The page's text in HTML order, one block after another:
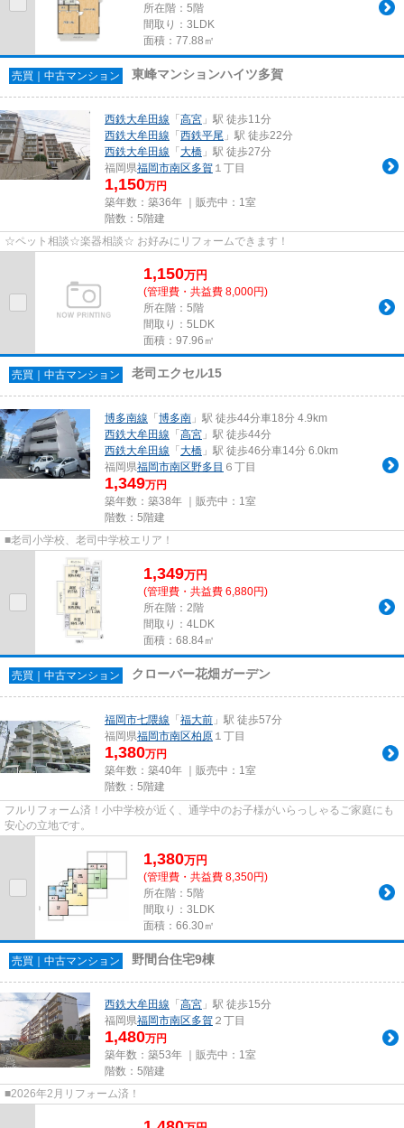
所在階：5階
間取り：3LDK
面積：77.88㎡
売買｜中古マンション 東峰マンションハイツ多賀
西鉄大牟田線 「 高宮 」駅 徒歩11分
西鉄大牟田線 「 西鉄平尾 」駅 徒歩22分
西鉄大牟田線 「 大橋 」駅 徒歩27分
福岡県福岡市南区多賀 １丁目
1,150万円
築年数：築36年 ｜販売中： 1室
階数：5階建
☆ペット相談☆楽器相談☆ お好みにリフォームできます！
1,150万円
(管理費・共益費 8,000円)
所在階：5階
間取り：5LDK
面積：97.96㎡
売買｜中古マンション 老司エクセル15
博多南線 「 博多南 」駅 徒歩44分車18分 4.9km
西鉄大牟田線 「 高宮 」駅 徒歩44分
西鉄大牟田線 「 大橋 」駅 徒歩46分車14分 6.0km
福岡県福岡市南区野多目 ６丁目
1,349万円
築年数：築38年 ｜販売中： 1室
階数：5階建
■老司小学校、老司中学校エリア！
1,349万円
(管理費・共益費 6,880円)
所在階：2階
間取り：4LDK
面積：68.84㎡
売買｜中古マンション クローバー花畑ガーデン
福岡市七隈線 「 福大前 」駅 徒歩57分
福岡県福岡市南区柏原 １丁目
1,380万円
築年数：築40年 ｜販売中： 1室
階数：5階建
フルリフォーム済！小中学校が近く、通学中のお子様がいらっしゃるご家庭にも
安心の立地です。
1,380万円
(管理費・共益費 8,350円)
所在階：5階
間取り：3LDK
面積：66.30㎡
売買｜中古マンション 野間台住宅9棟
西鉄大牟田線 「 高宮 」駅 徒歩15分
福岡県福岡市南区多賀 ２丁目
1,480万円
築年数：築53年 ｜販売中： 1室
階数：5階建
■2026年2月リフォーム済！